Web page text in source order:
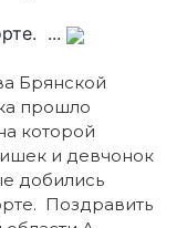
...
Брянской
прошло
которой
и девчонок
добились
Поздравить